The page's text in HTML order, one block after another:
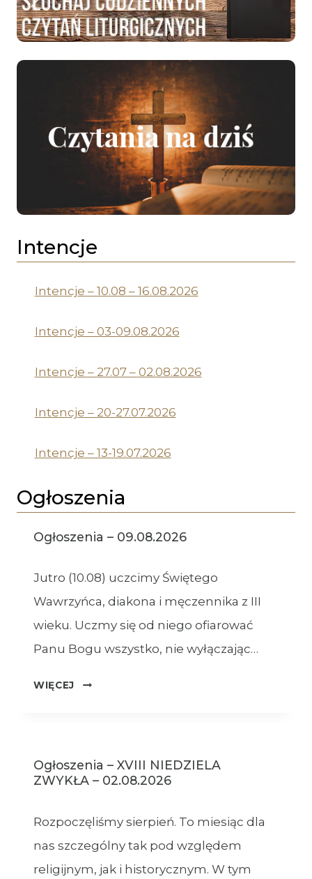
Intencje
Intencje – 10.08 – 16.08.2026
Intencje – 03-09.08.2026
Intencje – 27.07 – 02.08.2026
Intencje – 20-27.07.2026
Intencje – 13-19.07.2026
Ogłoszenia
Ogłoszenia – 09.08.2026
Jutro (10.08) uczcimy Świętego
Wawrzyńca, diakona i męczennika z III
wieku. Uczmy się od niego ofiarować
Panu Bogu wszystko, nie wyłączając…
WIĘCEJ
OGŁOSZENIA
Ogłoszenia – XVIII NIEDZIELA
ZWYKŁA – 02.08.2026
Rozpoczęliśmy sierpień. To miesiąc dla
nas szczególny tak pod względem
religijnym, jak i historycznym. W tym